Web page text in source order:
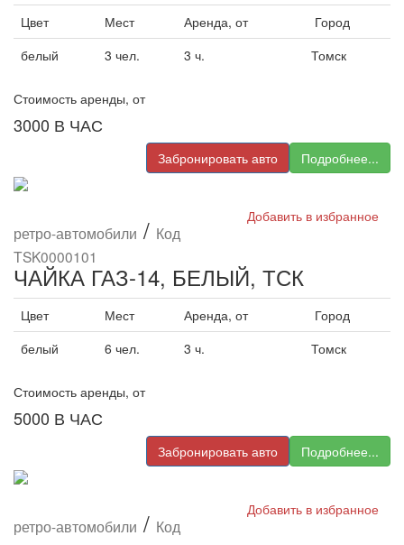
Цвет Мест Аренда, от
Город
белый
3 чел. 3 ч. Томск
Стоимость аренды, от
3000 В ЧАС
Подробнее...
Забронировать авто
Добавить в избранное
ретро-автомобили / Код
TSK0000101
ЧАЙКА ГАЗ-14, БЕЛЫЙ, ТСК
Цвет Мест Аренда, от
Город
белый
6 чел. 3 ч. Томск
Стоимость аренды, от
5000 В ЧАС
Подробнее...
Забронировать авто
Добавить в избранное
ретро-автомобили / Код